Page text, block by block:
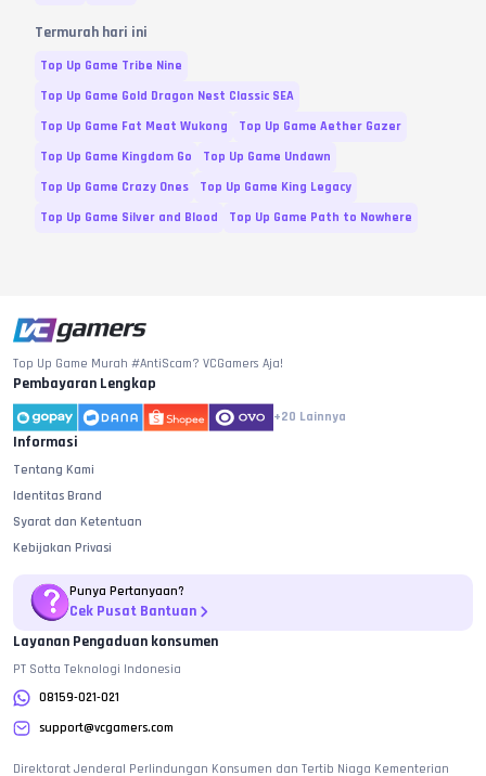
Termurah hari ini
Top Up Game Tribe Nine
Top Up Game Gold Dragon Nest Classic SEA
Top Up Game Fat Meat Wukong
Top Up Game Aether Gazer
Top Up Game Kingdom Go
Top Up Game Undawn
Top Up Game Crazy Ones
Top Up Game King Legacy
Top Up Game Silver and Blood
Top Up Game Path to Nowhere
Top Up Game Murah #AntiScam? VCGamers Aja!
Pembayaran Lengkap
+20 Lainnya
Informasi
Tentang Kami
Identitas Brand
Syarat dan Ketentuan
Kebijakan Privasi
Punya Pertanyaan?
Cek Pusat Bantuan
Layanan Pengaduan konsumen
PT Sotta Teknologi Indonesia
08159-021-021
support@vcgamers.com
Direktorat Jenderal Perlindungan Konsumen dan Tertib Niaga Kementerian